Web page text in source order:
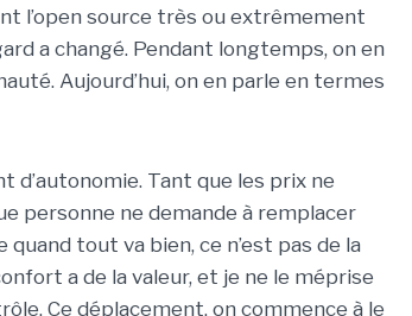
l’open source très ou extrêmement
a changé. Pendant longtemps, on en
Aujourd’hui, on en parle en termes
d’autonomie. Tant que les prix ne
personne ne demande à remplacer
tout va bien, ce n’est pas de la
a de la valeur, et je ne le méprise
Ce déplacement, on commence à le